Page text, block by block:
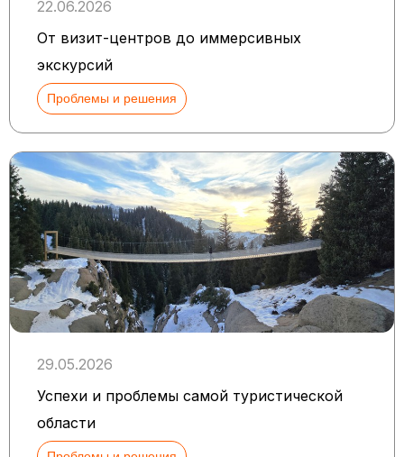
22.06.2026
От визит-центров до иммерсивных
экскурсий
Проблемы и решения
29.05.2026
Успехи и проблемы самой туристической
области